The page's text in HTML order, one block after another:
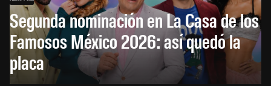
Segunda nominación en La Casa de los
Famosos México 2026: así quedó la
placa